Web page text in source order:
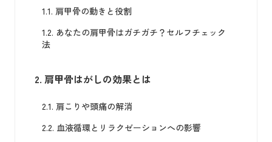
1.1. 肩甲骨の動きと役割
1.2. あなたの肩甲骨はガチガチ？セルフチェック
法
2. 肩甲骨はがしの効果とは
2.1. 肩こりや頭痛の解消
2.2. 血液循環とリラクゼーションへの影響